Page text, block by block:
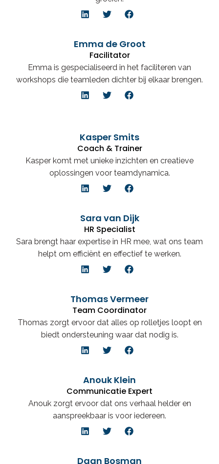
Emma de Groot
Facilitator
Emma is gespecialiseerd in het faciliteren van
workshops die teamleden dichter bij elkaar brengen.
Kasper Smits
Coach & Trainer
Kasper komt met unieke inzichten en creatieve
oplossingen voor teamdynamica.
Sara van Dijk
HR Specialist
Sara brengt haar expertise in HR mee, wat ons team
helpt om efficiënt en effectief te werken.
Thomas Vermeer
Team Coordinator
Thomas zorgt ervoor dat alles op rolletjes loopt en
biedt ondersteuning waar dat nodig is.
Anouk Klein
Communicatie Expert
Anouk zorgt ervoor dat ons verhaal helder en
aanspreekbaar is voor iedereen.
Daan Bosman